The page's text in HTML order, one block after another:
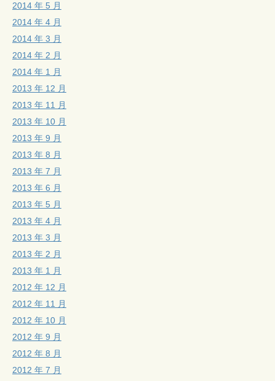
2014 年 5 月
2014 年 4 月
2014 年 3 月
2014 年 2 月
2014 年 1 月
2013 年 12 月
2013 年 11 月
2013 年 10 月
2013 年 9 月
2013 年 8 月
2013 年 7 月
2013 年 6 月
2013 年 5 月
2013 年 4 月
2013 年 3 月
2013 年 2 月
2013 年 1 月
2012 年 12 月
2012 年 11 月
2012 年 10 月
2012 年 9 月
2012 年 8 月
2012 年 7 月